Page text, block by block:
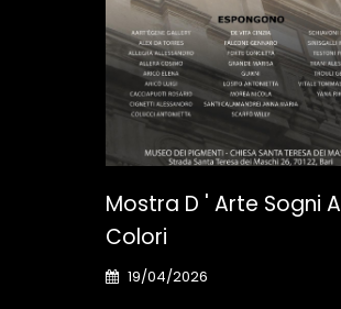
Mostra D ' Arte Sogni A
Colori
19/04/2026